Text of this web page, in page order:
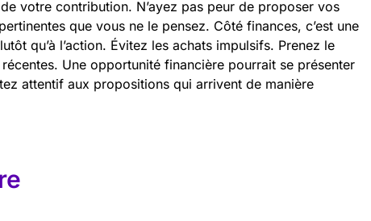
votre contribution. N’ayez pas peur de proposer vos
que vous ne le pensez. Côté finances, c’est une
qu’à l’action. Évitez les achats impulsifs. Prenez le
Une opportunité financière pourrait se présenter
attentif aux propositions qui arrivent de manière